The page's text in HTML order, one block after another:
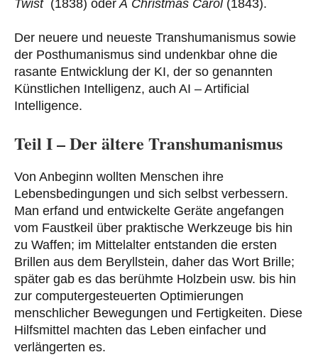
Twist(1838) oder A Christmas Carol (1843).
Der neuere und neueste Transhumanismus sowie
der Posthumanismus sind undenkbar ohne die
rasante Entwicklung der KI, der so genannten
Künstlichen Intelligenz, auch AI – Artificial
Intelligence.
Teil I – Der ältere Transhumanismus
Von Anbeginn wollten Menschen ihre
Lebensbedingungen und sich selbst verbessern.
Man erfand und entwickelte Geräte angefangen
vom Faustkeil über praktische Werkzeuge bis hin
zu Waffen; im Mittelalter entstanden die ersten
Brillen aus dem Beryllstein, daher das Wort Brille;
später gab es das berühmte Holzbein usw. bis hin
zur computergesteuerten Optimierungen
menschlicher Bewegungen und Fertigkeiten. Diese
Hilfsmittel machten das Leben einfacher und
verlängerten es.